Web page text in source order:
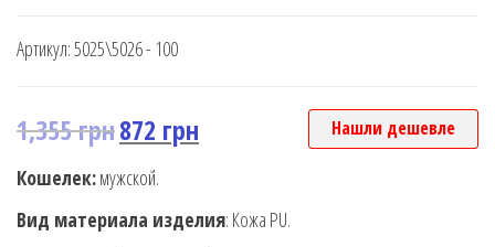
Артикул:5025\5026 - 100
1,355грн872 грн Нашли дешевле
Кошелек:мужской.
Вид материала изделия: Кожа PU.